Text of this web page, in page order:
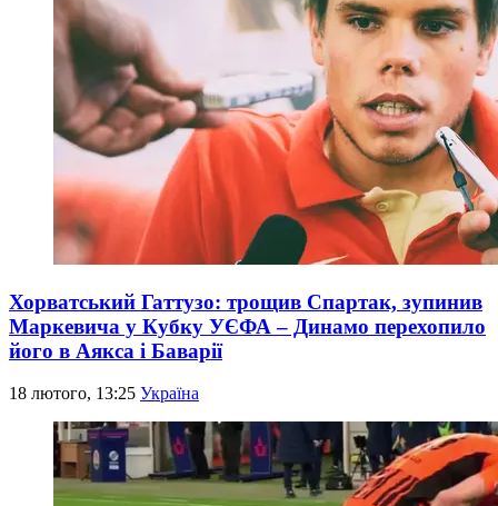
Хорватський Гаттузо: трощив Спартак, зупинив
Маркевича у Кубку УЄФА – Динамо перехопило
його в Аякса і Баварії
18 лютого, 13:25 Україна